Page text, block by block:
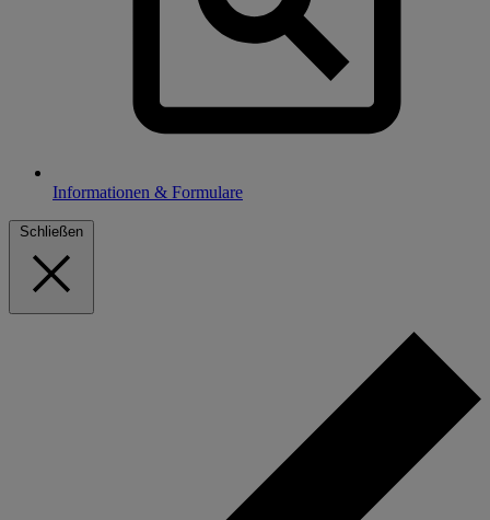
Informationen & Formulare
Schließen